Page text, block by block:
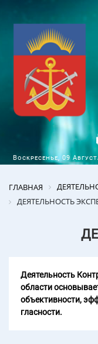
Воскресенье, 09
ГЛАВНАЯ
ДЕЯТЕЛЬНОСТЬ
Деятельность
области
объективности,
гласности.